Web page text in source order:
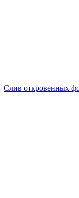
Слив откровенных